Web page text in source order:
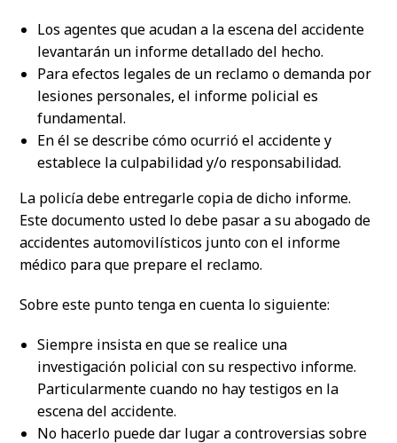
Los agentes que acudan a la escena del accidente
levantarán un informe detallado del hecho.
Para efectos legales de un reclamo o demanda por
lesiones personales, el informe policial es
fundamental.
En él se describe cómo ocurrió el accidente y
establece la culpabilidad y/o responsabilidad.
La policía debe entregarle copia de dicho informe.
Este documento usted lo debe pasar a su abogado de
accidentes automovilísticos junto con el informe
médico para que prepare el reclamo.
Sobre este punto tenga en cuenta lo siguiente:
Siempre insista en que se realice una
investigación policial con su respectivo informe.
Particularmente cuando no hay testigos en la
escena del accidente.
No hacerlo puede dar lugar a controversias sobre